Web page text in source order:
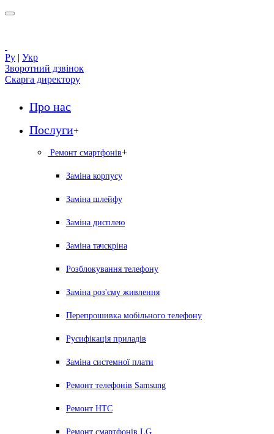
Ру | Укр
Зворотний дзвінок
Скарга директору
Про нас
Послуги+
Ремонт смартфонів+
Заміна корпусу
Заміна шлейфу
Заміна дисплею
Заміна тачскріна
Розблокування телефону
Заміна роз'єму живлення
Перепрошивка мобільного телефону
Русифікація приладів
Заміна системної плати
Ремонт телефонів Samsung
Ремонт HTC
Ремонт смартфонів LG